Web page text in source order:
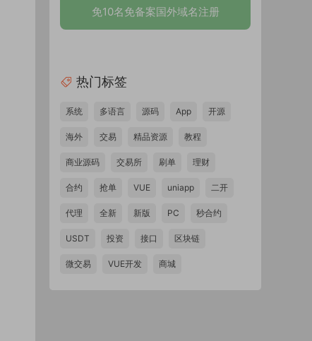
免10名免备案国外域名注册
热门标签
系统 多语言 源码 App 开源
海外 交易 精品资源 教程
商业源码 交易所 刷单 理财
合约 抢单 VUE uniapp 二开
代理 全新 新版 PC 秒合约
USDT 投资 接口 区块链
微交易 VUE开发 商城